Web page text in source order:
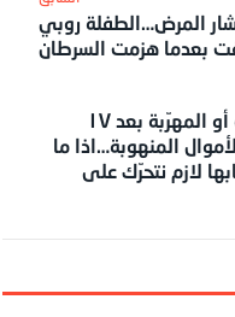
المرض…الطفلة روبي
بعدما هزمت السرطان
جبران باسيل:قصة الأموال المحوّلة أو المهرّبة بعد ١٧
المنهوبة…اذا ما
لازم نتحرّك على